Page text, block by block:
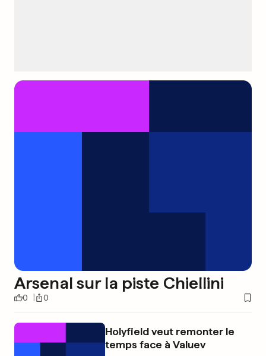
Arsenal sur la piste Chiellini
0 0
Holyfield veut remonter le
temps face à Valuev